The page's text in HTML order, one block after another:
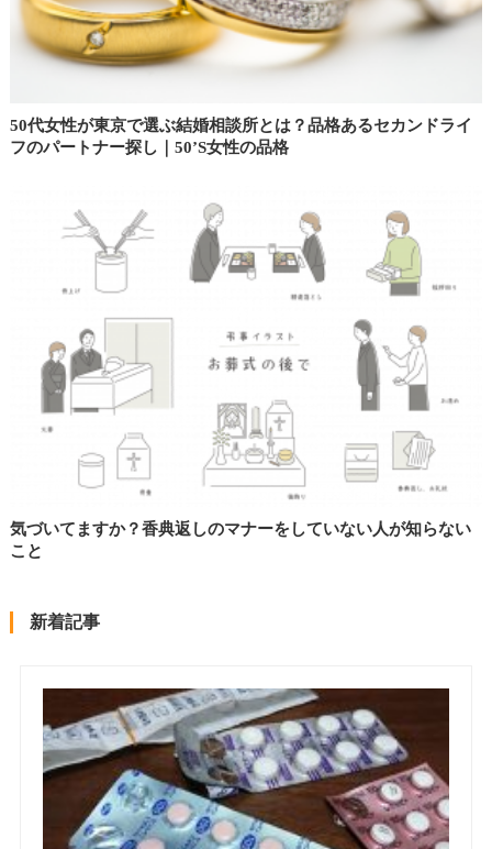
50代女性が東京で選ぶ結婚相談所とは？品格あるセカンドライ
フのパートナー探し｜50’S女性の品格
気づいてますか？香典返しのマナーをしていない人が知らない
こと
新着記事